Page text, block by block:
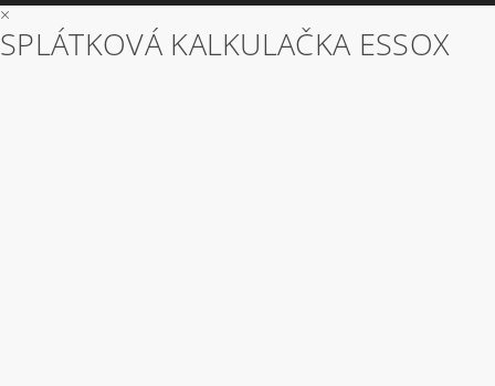
×
SPLÁTKOVÁ KALKULAČKA ESSOX